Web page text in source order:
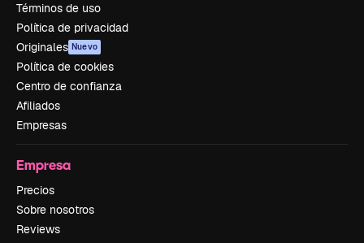
Términos de uso
Política de privacidad
Originales Nuevo
Política de cookies
Centro de confianza
Afiliados
Empresas
Empresa
Precios
Sobre nosotros
Reviews